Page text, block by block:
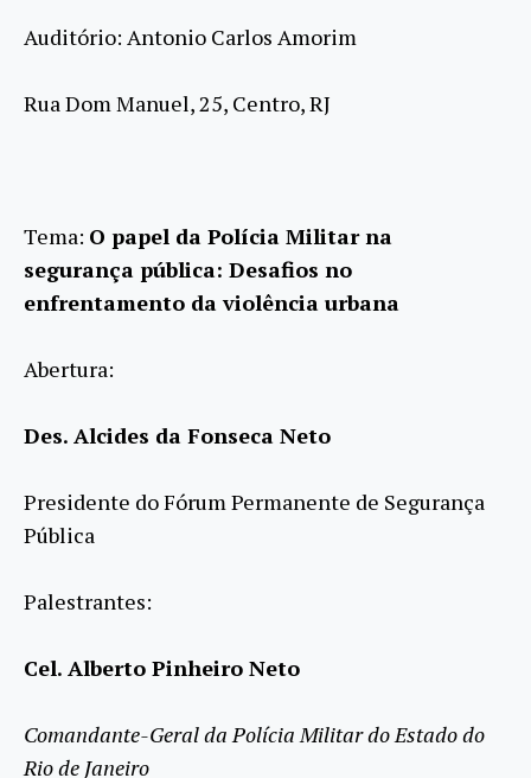
Auditório: Antonio Carlos Amorim
Rua Dom Manuel, 25, Centro, RJ
Tema: O papel da Polícia Militar na
segurança pública: Desafios no
enfrentamento da violência urbana
Abertura:
Des. Alcides da Fonseca Neto
Presidente do Fórum Permanente de Segurança
Pública
Palestrantes:
Cel. Alberto Pinheiro Neto
Comandante-Geral da Polícia Militar do Estado do
Rio de Janeiro